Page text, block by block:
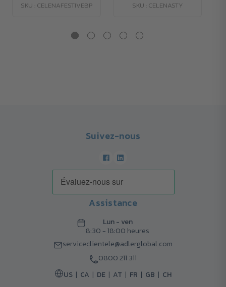
SKU : CELENAFESTIVEBP SKU : CELENASTY
Suivez-nous
Assistance
Lun - ven
8:30 - 18:00 heures
serviceclientele@adlerglobal.com
0800 211 311
US
CA DE AT FR GB CH